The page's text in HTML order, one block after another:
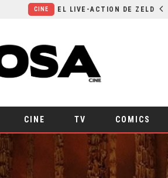
EL LIVE-ACTION DE ZELDA ELIGE A SU VILLANO
CINE TV COMICS